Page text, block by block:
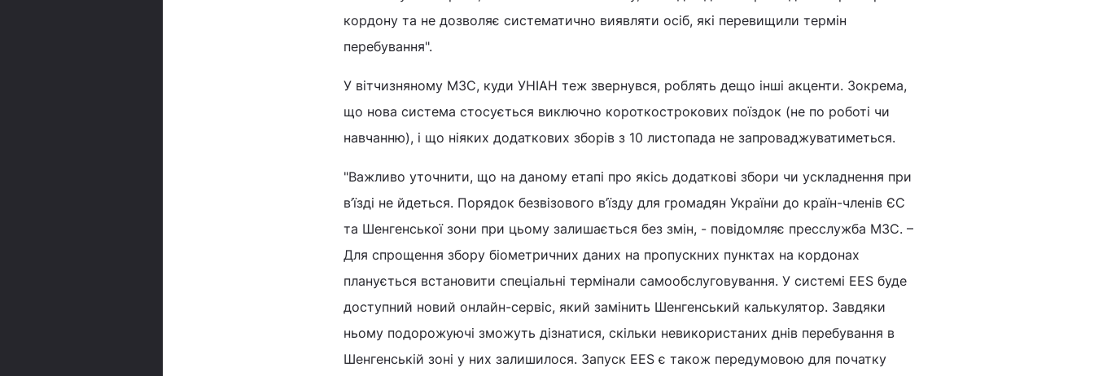
кордону та не дозволяє систематично виявляти осіб, які перевищили термін
перебування".
У вітчизняному МЗС, куди УНІАН теж звернувся, роблять дещо інші акценти. Зокрема,
що нова система стосується виключно короткострокових поїздок (не по роботі чи
навчанню), і що ніяких додаткових зборів з 10 листопада не запроваджуватиметься.
"Важливо уточнити, що на даному етапі про якісь додаткові збори чи ускладнення при
в’їзді не йдеться. Порядок безвізового в’їзду для громадян України до країн-членів ЄС
та Шенгенської зони при цьому залишається без змін, - повідомляє пресслужба МЗС. –
Для спрощення збору біометричних даних на пропускних пунктах на кордонах
планується встановити спеціальні термінали самообслуговування. У системі EES буде
доступний новий онлайн-сервіс, який замінить Шенгенський калькулятор. Завдяки
ньому подорожуючі зможуть дізнатися, скільки невикористаних днів перебування в
Шенгенській зоні у них залишилося. Запуск EES є також передумовою для початку